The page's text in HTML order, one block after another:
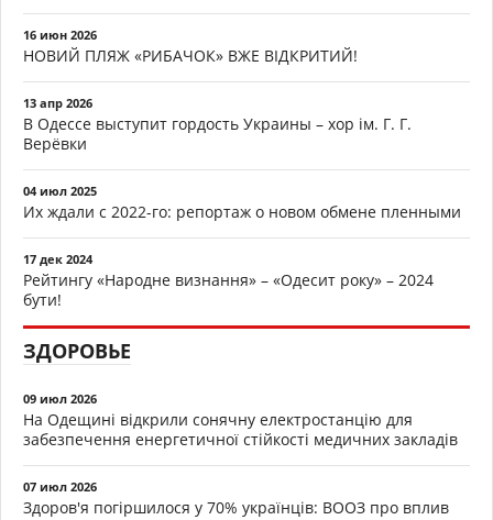
16 июн 2026
НОВИЙ ПЛЯЖ «РИБАЧОК» ВЖЕ ВІДКРИТИЙ!
13 апр 2026
В Одессе выступит гордость Украины – хор ім. Г. Г.
Верёвки
04 июл 2025
Их ждали с 2022-го: репортаж о новом обмене пленными
17 дек 2024
Рейтингу «Народне визнання» – «Одесит року» – 2024
бути!
ЗДОРОВЬЕ
09 июл 2026
На Одещині відкрили сонячну електростанцію для
забезпечення енергетичної стійкості медичних закладів
07 июл 2026
Здоров'я погіршилося у 70% українців: ВООЗ про вплив